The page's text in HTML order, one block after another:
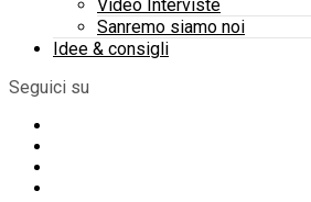
Video Interviste
Sanremo siamo noi
Idee & consigli
Seguici su